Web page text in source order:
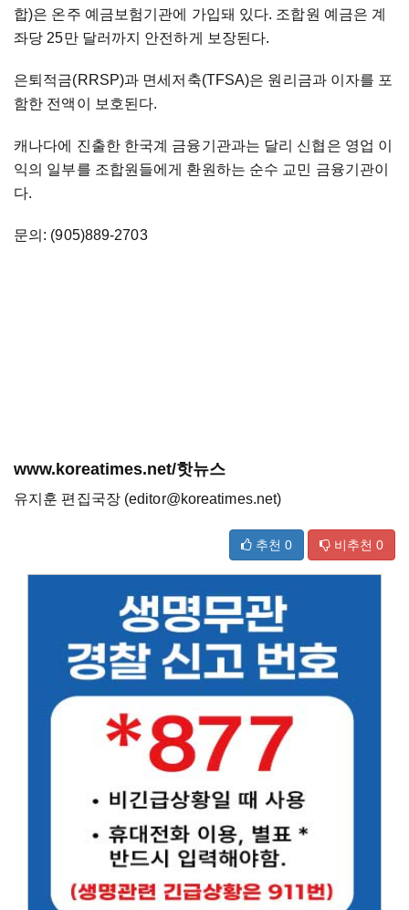
합)은 온주 예금보험기관에 가입돼 있다. 조합원 예금은 계
좌당 25만 달러까지 안전하게 보장된다.
은퇴적금(RRSP)과 면세저축(TFSA)은 원리금과 이자를 포
함한 전액이 보호된다.
캐나다에 진출한 한국계 금융기관과는 달리 신협은 영업 이
익의 일부를 조합원들에게 환원하는 순수 교민 금융기관이
다.
문의: (905)889-2703
www.koreatimes.net/핫뉴스
유지훈 편집국장 (editor@koreatimes.net)
추천 0 비추천 0